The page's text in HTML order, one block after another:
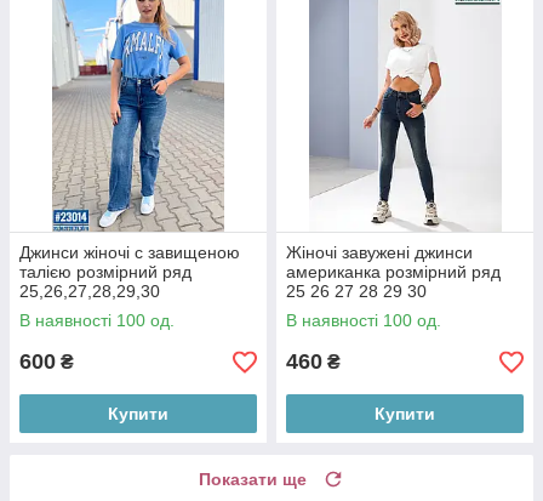
Джинси жіночі с завищеною
талією розмірний ряд
25,26,27,28,29,30
В наявності 100 од.
600 ₴
Купити
Жіночі завужені джинси
американка розмірний ряд
25 26 27 28 29 30
В наявності 100 од.
460 ₴
Купити
Показати ще